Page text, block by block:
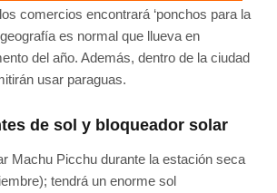
comercios encontrará ‘ponchos para la
es normal que llueva en
del año. Además, dentro de la ciudad
usar paraguas.
de sol y bloqueador solar
Machu Picchu durante la estación seca
tendrá un enorme sol